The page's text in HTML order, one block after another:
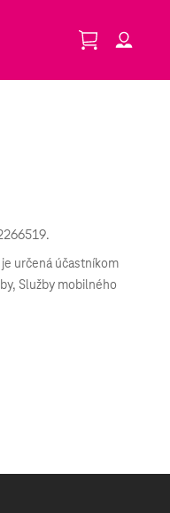
určená účastníkom
Služby mobilného